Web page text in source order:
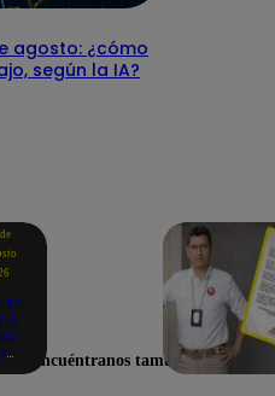
agosto: ¿cómo
según la IA?
en
6
Encuéntranos también en